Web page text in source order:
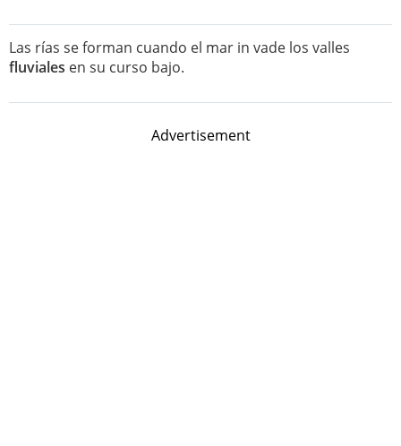
Las rías se forman cuando el mar in vade los valles
fluviales en su curso bajo.
Advertisement